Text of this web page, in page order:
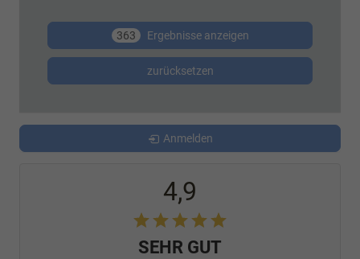
363 Ergebnisse anzeigen
zurücksetzen
Anmelden
4,9
SEHR GUT